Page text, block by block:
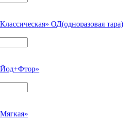
ОД(одноразовая тара)